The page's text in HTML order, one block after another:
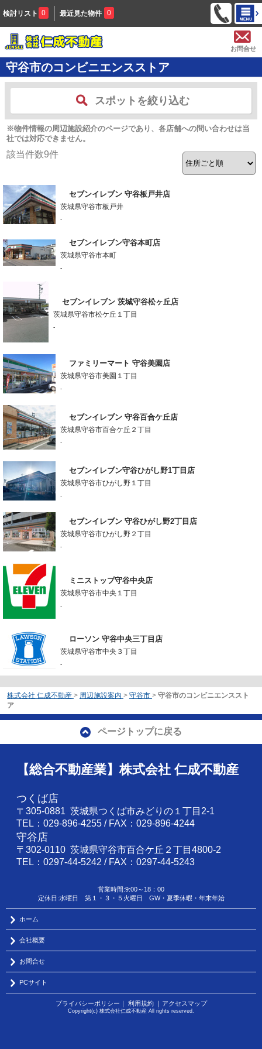
検討リスト 0 最近見た物件 0
お問合せ
守谷市のコンビニエンスストア
スポットを絞り込む
※物件情報の周辺施設紹介のページであり、各店舗への問い合わせは当
社では対応できません。
該当件数9件
セブンイレブン 守谷板戸井店
茨城県守谷市板戸井
-
セブンイレブン守谷本町店
茨城県守谷市本町
-
セブンイレブン 茨城守谷松ヶ丘店
茨城県守谷市松ケ丘１丁目
-
ファミリーマート 守谷美園店
茨城県守谷市美園１丁目
-
セブンイレブン 守谷百合ケ丘店
茨城県守谷市百合ケ丘２丁目
-
セブンイレブン守谷ひがし野1丁目店
茨城県守谷市ひがし野１丁目
-
セブンイレブン 守谷ひがし野2丁目店
茨城県守谷市ひがし野２丁目
-
ミニストップ守谷中央店
茨城県守谷市中央１丁目
-
ローソン 守谷中央三丁目店
茨城県守谷市中央３丁目
-
株式会社 仁成不動産 > 周辺施設案内 > 守谷市 > 守谷市のコンビニエンススト
ア
ページトップに戻る
【総合不動産業】株式会社 仁成不動産
つくば店
〒305-0881 茨城県つくば市みどりの１丁目2-1
TEL：029-896-4255 / FAX：029-896-4244
守谷店
〒302-0110 茨城県守谷市百合ケ丘２丁目4800-2
TEL：0297-44-5242 / FAX：0297-44-5243
営業時間:9:00～18：00
定休日:水曜日 第１・３・５火曜日 GW・夏季休暇・年末年始
ホーム
会社概要
お問合せ
PCサイト
プライバシーポリシー ｜ 利用規約｜ アクセスマップ
Copyright(c) 株式会社仁成不動産 All rights reserved.